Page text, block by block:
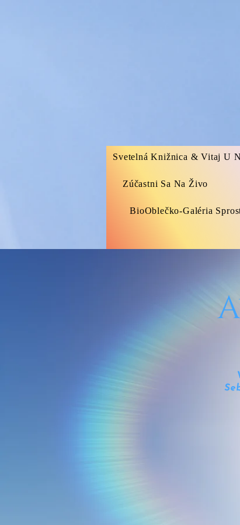
Svetelná Knižnica & Vitaj U
Zúčastni Sa Na Živo
BioOblečko-Galéria